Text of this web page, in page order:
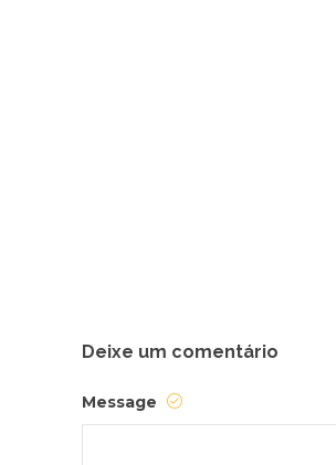
Deixe um comentário
Message